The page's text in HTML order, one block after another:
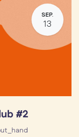
SEP.
13
#2